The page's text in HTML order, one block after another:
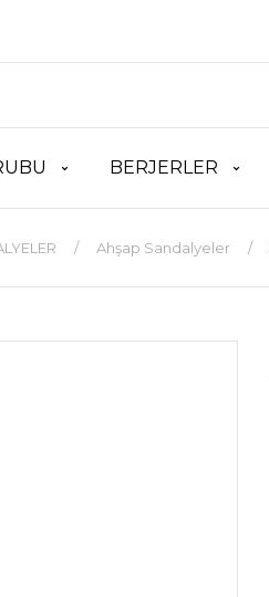
BERJERLER
Ahşap Sandalyeler